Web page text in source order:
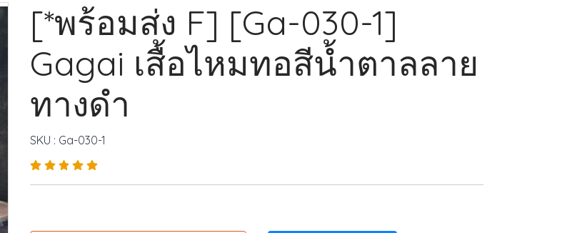
[*พร้อมส่ง F] [Ga-030-1]
Gagai เสื้อไหมทอสีน้ำตาลลาย
ทางดำ
SKU : Ga-030-1